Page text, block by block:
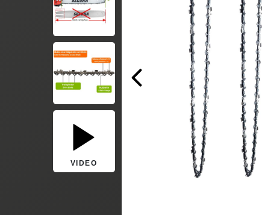
VIDEO